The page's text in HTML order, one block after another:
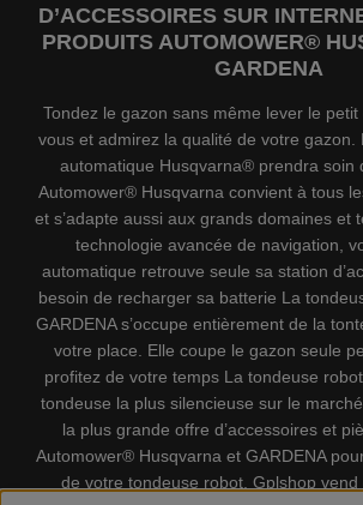
D’ACCESSOIRES SUR
PRODUITS AUTOMOWER®
GARDENA
Tondez le gazon sans même lever le
vous et admirez la qualité de votre gazon.
automatique Husqvarna® prendra soin
Automower® Husqvarna convient à tous
et s’adapte aussi aux grands domaines et
technologie avancée de navigation,
automatique retrouve seule sa station
besoin de recharger sa batterie La
GARDENA s’occupe entièrement de la
votre place. Elle coupe le gazon seule
profitez de votre temps La tondeuse
tondeuse la plus silencieuse sur le
la plus grande offre d’accessoires et
Automower® Husqvarna et GARDENA
de votre tondeuse robot. Gplshop